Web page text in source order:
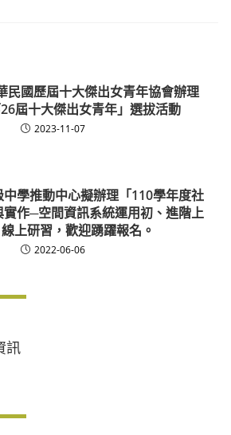
民國歷屆十大傑出女青年協會辦理
26屆十大傑出女青年」選拔活動
2023-11-07
學推動中心擬辦理「110學年度社
作─空間資訊系統運用初、進階上
上研習，歡迎踴躍報名。
2022-06-06
訊